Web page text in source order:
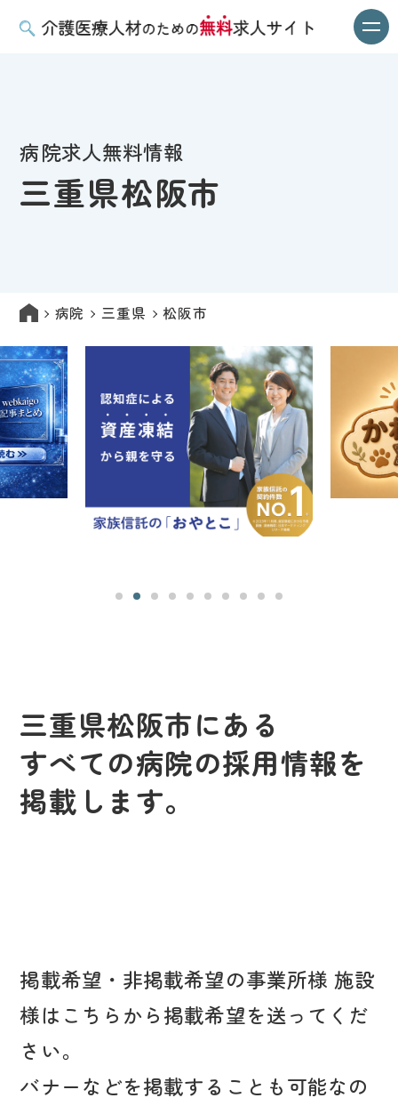
病院求人無料情報
三重県松阪市
病院 三重県 松阪市
三重県松阪市にある
すべての病院の採用情報を
掲載します。
掲載希望・非掲載希望の事業所様 施設
様はこちらから掲載希望を送ってくだ
さい。
バナーなどを掲載することも可能なの